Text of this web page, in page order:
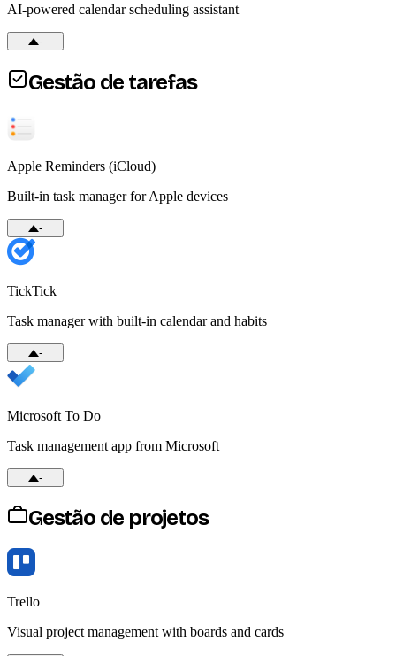
AI-powered calendar scheduling assistant
-
Gestão de tarefas
Apple Reminders (iCloud)
Built-in task manager for Apple devices
-
TickTick
Task manager with built-in calendar and habits
-
Microsoft To Do
Task management app from Microsoft
-
Gestão de projetos
Trello
Visual project management with boards and cards